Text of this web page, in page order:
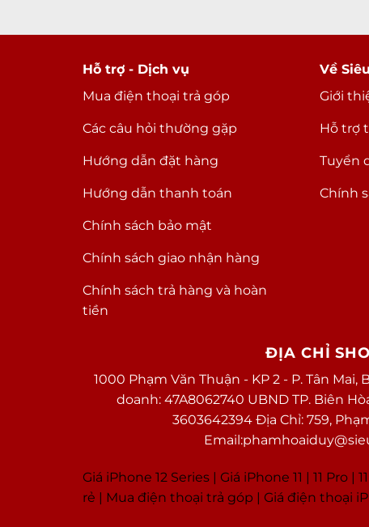
Hỗ trợ - Dịch vụ
Mua điện thoại trả góp
Các câu hỏi thường gặp
Hướng dẫn đặt hàng
Hướng dẫn thanh toán
Chính sách bảo mật
Chính sách giao nhận hàng
Chính sách trả hàng và hoàn
tiền
Về
Giới
Hỗ trợ
Tuyển
Chính
ĐỊA CHỈ
1000 Phạm Văn Thuận - KP 2 - P. Tân
doanh: 47A8062740 UBND TP. Biên
3603642394 Địa Chỉ: 759,
Giá iPhone 12 Series | Giá iPhone 11 | 11 Pro |
rẻ | Mua điện thoại trả góp | Giá điện thoại